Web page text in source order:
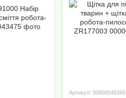
Артикул: 00000048265